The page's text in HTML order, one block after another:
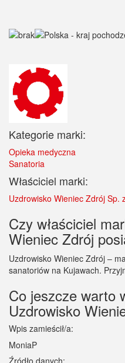
Kategorie marki:
Opieka medyczna
Sanatoria
Właściciel marki:
Uzdrowisko Wieniec Zdrój Sp.
Czy właściciel
Wieniec Zdrój
Uzdrowisko Wieniec Zdrój –
sanatoriów na Kujawach.
Co jeszcze warto
Uzdrowisko
Wpis zamieścił/a:
MoniaP
Źródło danych: